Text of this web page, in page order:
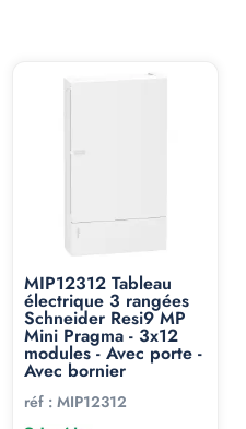
MIP12312 Tableau
électrique 3 rangées
Schneider Resi9 MP
Mini Pragma - 3x12
modules - Avec porte -
Avec bornier
réf : MIP12312